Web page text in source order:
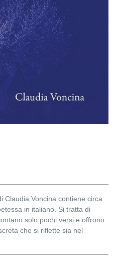
Claudia Voncina contiene circa
in italiano. Si tratta di
solo pochi versi e offrono
che si riflette sia nel